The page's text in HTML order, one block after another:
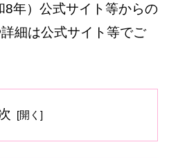
年）公式サイト等からの
細は公式サイト等でご